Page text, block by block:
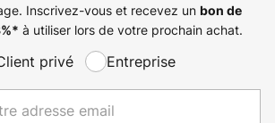
Inscrivez-vous et recevez un bon de
* à utiliser lors de votre prochain achat.
privé Entreprise